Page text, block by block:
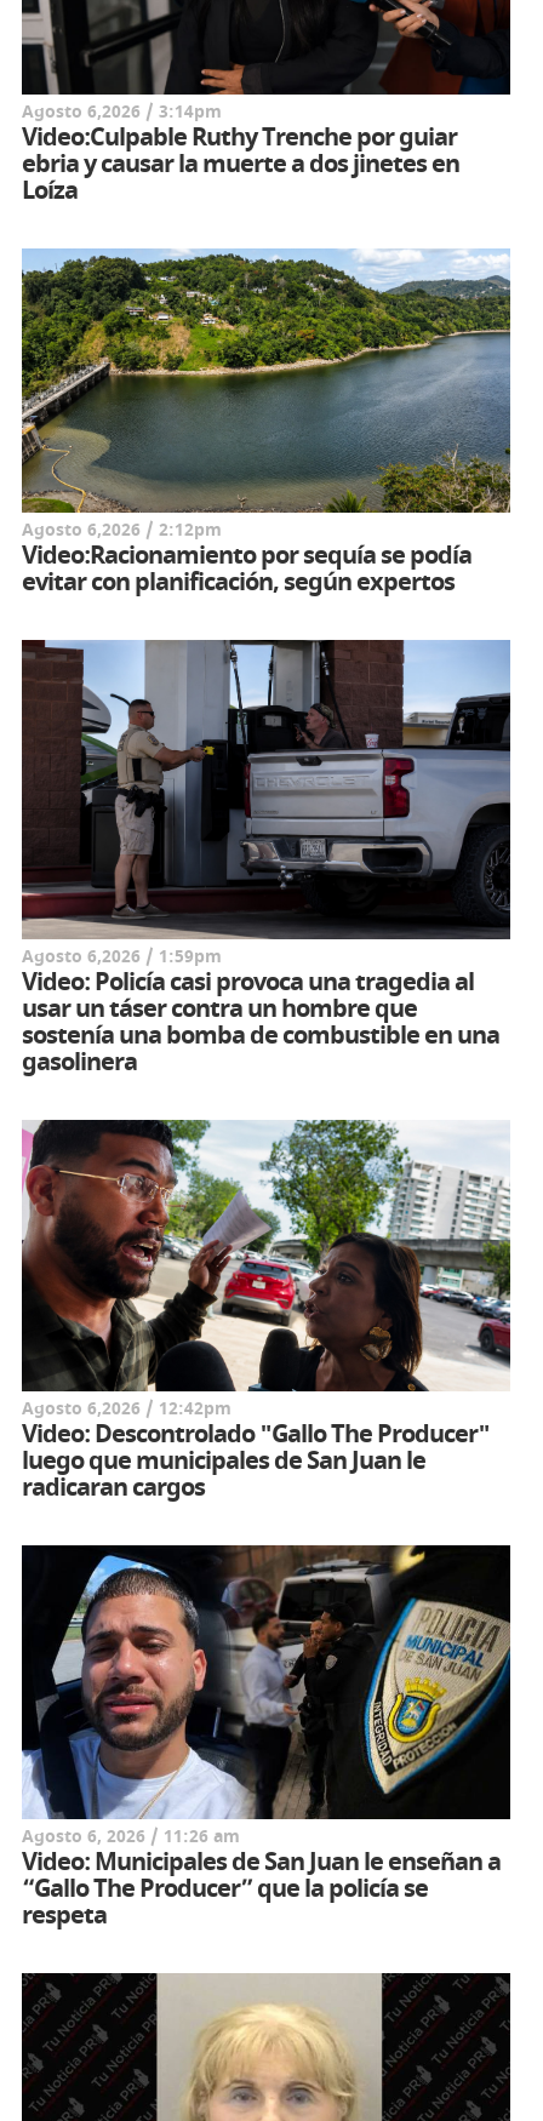
Agosto 6,2026 / 3:14pm
Video:Culpable Ruthy Trenche por guiar
ebria y causar la muerte a dos jinetes en
Loíza
Agosto 6,2026 / 2:12pm
Video:Racionamiento por sequía se podía
evitar con planificación, según expertos
Agosto 6,2026 / 1:59pm
Video: Policía casi provoca una tragedia al
usar un táser contra un hombre que
sostenía una bomba de combustible en una
gasolinera
Agosto 6,2026 / 12:42pm
Video: Descontrolado "Gallo The Producer"
luego que municipales de San Juan le
radicaran cargos
Agosto 6, 2026 / 11:26 am
Video: Municipales de San Juan le enseñan a
“Gallo The Producer” que la policía se
respeta